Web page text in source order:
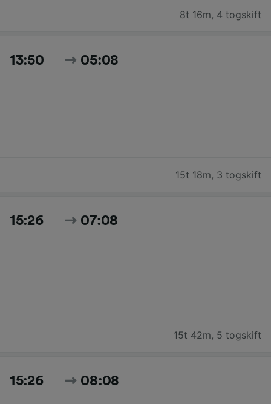
8t 16m, 4 togskift
13:50 05:08
15t 18m, 3 togskift
15:26 07:08
15t 42m, 5 togskift
15:26 08:08